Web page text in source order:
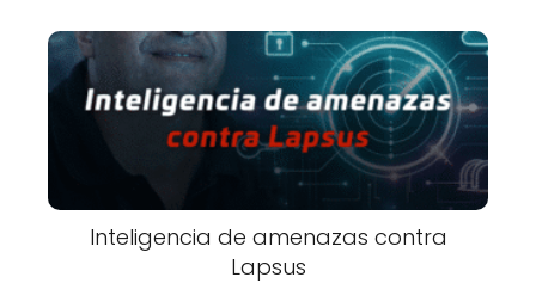
Inteligencia de amenazas contra
Lapsus